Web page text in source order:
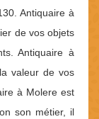
Antiquaire à
de vos objets
Antiquaire à
valeur de vos
à Molere est
son métier, il